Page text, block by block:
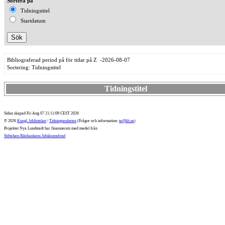
Tidningstitel
Startdatum
Bibliograferad period på för titlar på Z -2026-08-07
Sortering: Tidningstitel
Tidningstitel
Sidan skapad Fri Aug 07 21:11:09 CEST 2026
© 2026 Kungl. biblioteket / Tidningsenheten (Frågor och information: te@kb.se)
Projektet Nya Lundstedt har finansierats med medel från
Stiftelsen Riksbankens Jubileumsfond